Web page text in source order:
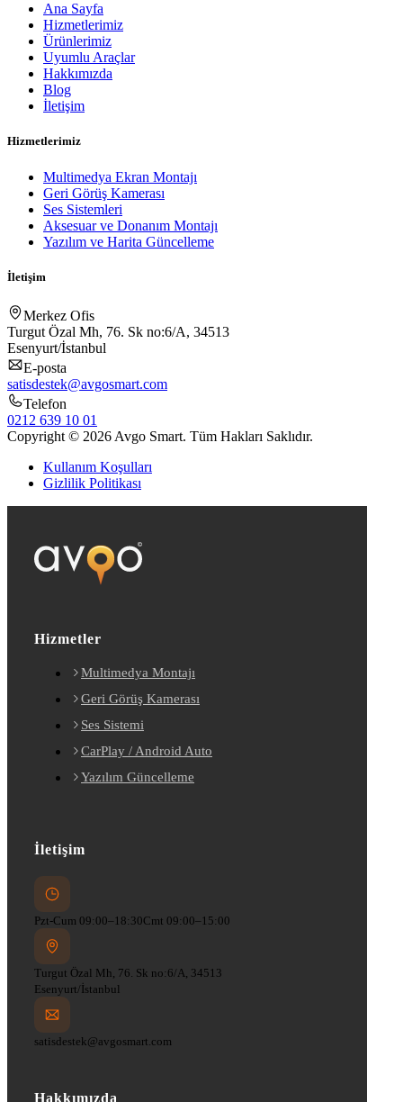
Ana Sayfa
Hizmetlerimiz
Ürünlerimiz
Uyumlu Araçlar
Hakkımızda
Blog
İletişim
Hizmetlerimiz
Multimedya Ekran Montajı
Geri Görüş Kamerası
Ses Sistemleri
Aksesuar ve Donanım Montajı
Yazılım ve Harita Güncelleme
İletişim
Merkez Ofis
Turgut Özal Mh, 76. Sk no:6/A, 34513
Esenyurt/İstanbul
E-posta
satisdestek@avgosmart.com
Telefon
0212 639 10 01
Copyright © 2026 Avgo Smart. Tüm Hakları Saklıdır.
Kullanım Koşulları
Gizlilik Politikası
Hizmetler
Multimedya Montajı
Geri Görüş Kamerası
Ses Sistemi
CarPlay / Android Auto
Yazılım Güncelleme
İletişim
Pzt-Cum 09:00–18:30Cmt 09:00–15:00
Turgut Özal Mh, 76. Sk no:6/A, 34513
Esenyurt/İstanbul
satisdestek@avgosmart.com
Hakkımızda